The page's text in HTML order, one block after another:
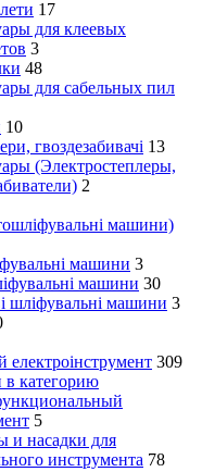
17
для клеевых
3
48
для сабельных пил
10
гвоздезабивачі 13
(Электростеплеры,
2
машини)
машини 3
машини 30
шліфувальні машини 3
електроінструмент 309
в категорию
5
и насадки для
инструмента 78